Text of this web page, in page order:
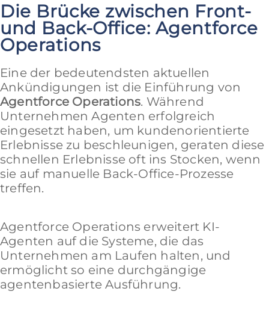
Die Brücke zwischen Front-
und Back-Office: Agentforce
Operations
Eine der bedeutendsten aktuellen
Ankündigungen ist die Einführung von
Agentforce Operations. Während
Unternehmen Agenten erfolgreich
eingesetzt haben, um kundenorientierte
Erlebnisse zu beschleunigen, geraten diese
schnellen Erlebnisse oft ins Stocken, wenn
sie auf manuelle Back-Office-Prozesse
treffen.
Agentforce Operations erweitert KI-
Agenten auf die Systeme, die das
Unternehmen am Laufen halten, und
ermöglicht so eine durchgängige
agentenbasierte Ausführung.